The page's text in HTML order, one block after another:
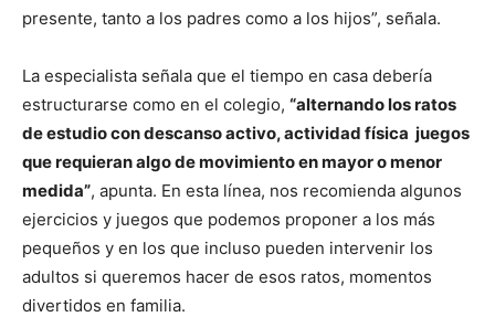
presente, tanto a los padres como a los hijos”, señala.
La especialista señala que el tiempo en casa debería
estructurarse como en el colegio, “alternando los ratos
de estudio con descanso activo, actividad física juegos
que requieran algo de movimiento en mayor o menor
medida”, apunta. En esta línea, nos recomienda algunos
ejercicios y juegos que podemos proponer a los más
pequeños y en los que incluso pueden intervenir los
adultos si queremos hacer de esos ratos, momentos
divertidos en familia.